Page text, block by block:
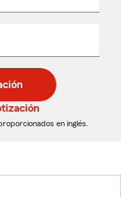
en inglés.